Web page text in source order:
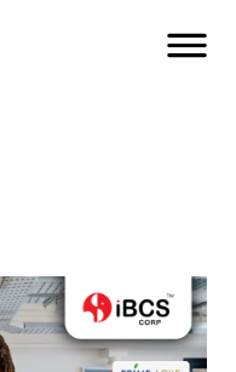
Events
Schulungsevent